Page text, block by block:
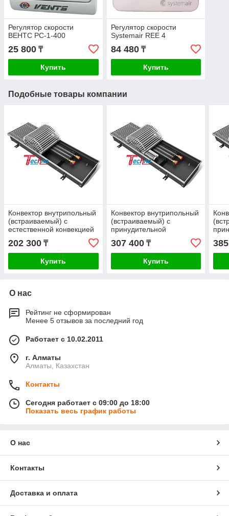
Регулятор скорости
ВЕНТС РС-1-400
25 800 ₸
Купить
Регулятор скорости
Systemair REE 4
84 480₸
Купить
Подобные товары компании
Конвектор внутрипольный
(встраиваемый) с
естественной конвекцией
- Techno Usual KVZ 250-
85-2200
202 300 ₸
Купить
Конвектор внутрипольный
(встраиваемый) с
принудительной
конвекцией - Techo Vent
KVZV 250-85-1800
307 400₸
Купить
О нас
Рейтинг не сформирован
Менее 5 отзывов за последний год
Работает с 10.02.2011
г. Алматы
Алматы, Казахстан
Контакты
Сегодня работает с 09:00 до 18:00
Показать весь график работы
О нас
Контакты
Доставка и оплата